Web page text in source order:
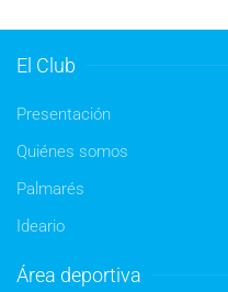
El Club
Presentación
Quiénes somos
Palmarés
Ideario
Área deportiva